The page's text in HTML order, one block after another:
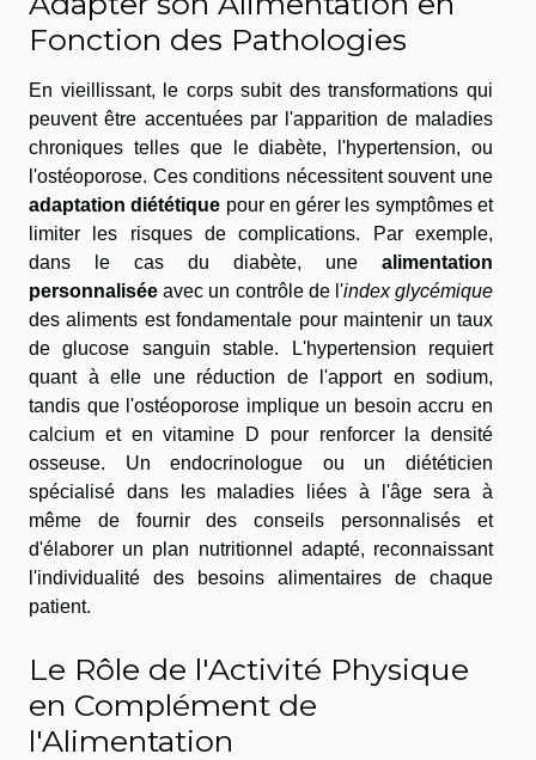
Fonction des Pathologies
En vieillissant, le corps subit des transformations qui
peuvent être accentuées par l'apparition de maladies
chroniques telles que le diabète, l'hypertension, ou
l'ostéoporose. Ces conditions nécessitent souvent une
adaptation diététique pour en gérer les symptômes et
limiter les risques de complications. Par exemple,
dans le cas du diabète, une alimentation
personnalisée avec un contrôle de l'index glycémique
des aliments est fondamentale pour maintenir un taux
de glucose sanguin stable. L'hypertension requiert
quant à elle une réduction de l'apport en sodium,
tandis que l'ostéoporose implique un besoin accru en
calcium et en vitamine D pour renforcer la densité
osseuse. Un endocrinologue ou un diététicien
spécialisé dans les maladies liées à l'âge sera à
même de fournir des conseils personnalisés et
d'élaborer un plan nutritionnel adapté, reconnaissant
l'individualité des besoins alimentaires de chaque
patient.
Le Rôle de l'Activité Physique
en Complément de
l'Alimentation